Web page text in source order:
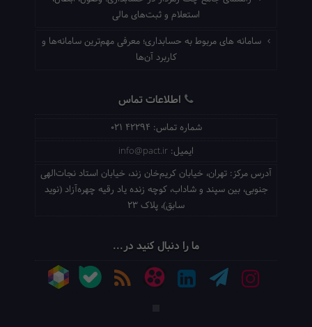
استعلام و ثبت‌های مالی
سامانه های مربوط به حسابداری؛ معرفی مهم‌ترین سامانه‌ها و
کاربرد آن‌ها
اطلاعات تماس
شماره تماس: 021 42294
ایمیل: info@pact.ir
آدرس مرکز: تهران، خیابان کریم‌خان زند، خیابان استاد نجات‌الهی
جنوبی، بین سپند و شاداب، کوچه زنده یاد رقیه چهره‌آزاد (نوید
سابق)، پلاک 23
ما را دنبال کنید در...